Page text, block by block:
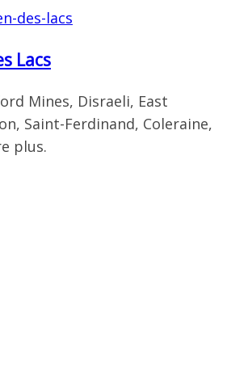
Lacs
Mines, Disraeli, East
Saint-Ferdinand, Coleraine,
plus.